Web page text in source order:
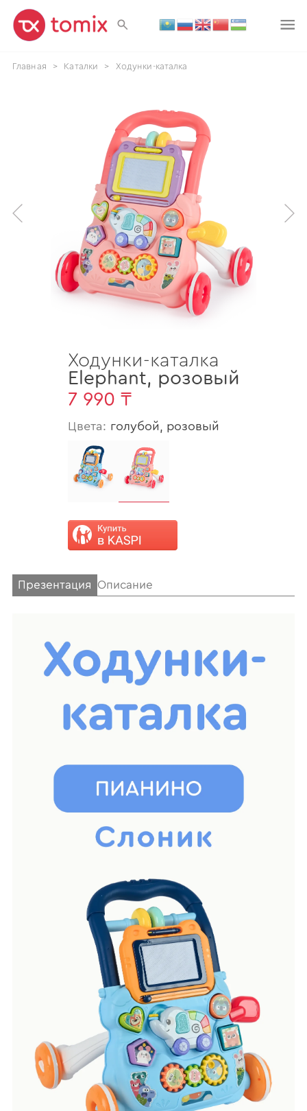
Главная > Каталки > Ходунки-каталка
Ходунки-каталка
Elephant, розовый
7 990 ₸
Цвета: голубой, розовый
Презентация Описание